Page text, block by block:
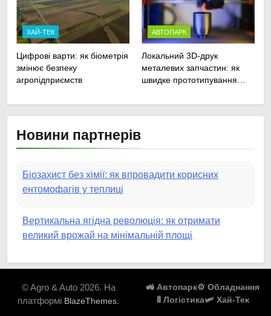
ХАЙ-ТЕК
Цифрові варти: як біометрія
змінює безпеку
агропідприємств
АВТОПАРК
Локальний 3D-друк
металевих запчастин: як
швидке прототипування
Новини партнерів
Біозахист без хімії: як впровадити корисних
ентомофагів у теплиці
Вертикальна ягідна революція: як отримати
великий врожай на мінімальній площі
Роботизовані помічники: як автономні наземні
платформи змінюють догляд за органічними
овочами
© Agro & Auto 2026. На
платформі BlazeThemes.
🚜 Автопарк⚙️ Обладнання
🚦 Логістика🛩️ Хай-Тек